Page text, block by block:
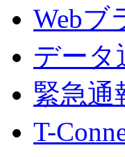
Webブ
データ
緊急通
T-